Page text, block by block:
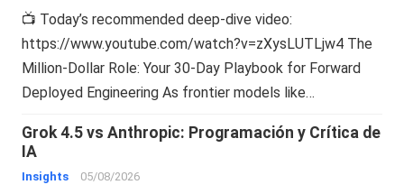
📺 Today’s recommended deep-dive video:
https://www.youtube.com/watch?v=zXysLUTLjw4 The
Million-Dollar Role: Your 30-Day Playbook for Forward
Deployed Engineering As frontier models like…
Grok 4.5 vs Anthropic: Programación y Crítica de
IA
Insights 05/08/2026